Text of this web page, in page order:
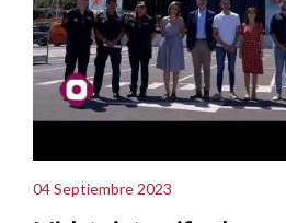
04 Septiembre 2023